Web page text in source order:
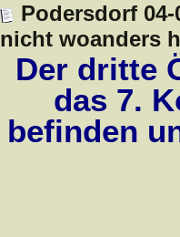
Podersdorf
nicht woanders
Der dritte
das 7.
befinden